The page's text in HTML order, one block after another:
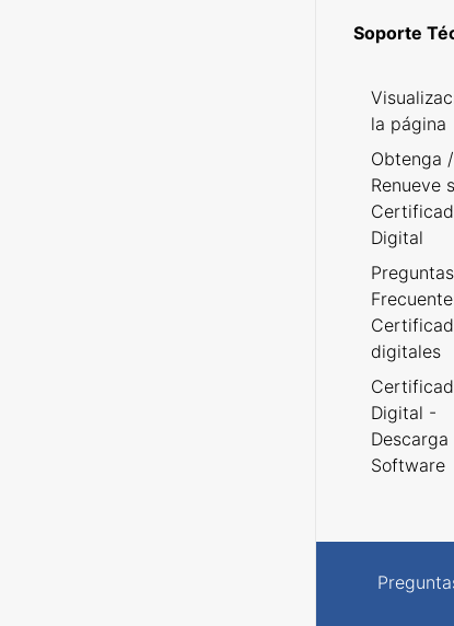
Soporte
la página
Obtenga /
Renueve
Digital
Preguntas
digitales
Digital -
Descarga
Software